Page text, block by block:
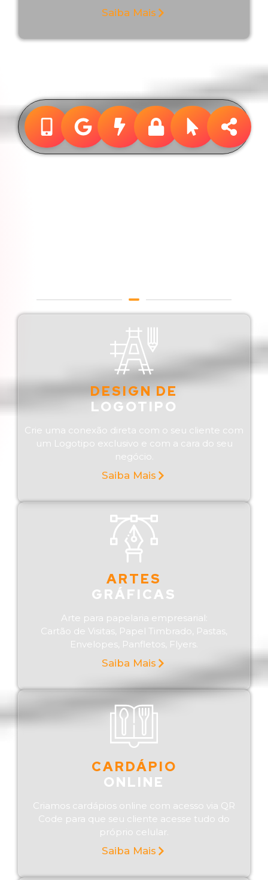
Saiba Mais
DESIGN DE
LOGOTIPO
Crie uma conexão direta com o seu cliente com
um Logotipo exclusivo e com a cara do seu
negócio.
Saiba Mais
ARTES
GRÁFICAS
Arte para papelaria empresarial:
Cartão de Visitas, Papel Timbrado, Pastas,
Envelopes, Panfletos, Flyers.
Saiba Mais
CARDÁPIO
ONLINE
Criamos cardápios online com acesso via QR
Code para que seu cliente acesse tudo do
próprio celular.
Saiba Mais